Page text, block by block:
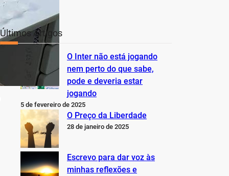
Últimos Artigos
O Inter não está jogando
nem perto do que sabe,
pode e deveria estar
jogando
5 de fevereiro de 2025
O Preço da Liberdade
28 de janeiro de 2025
Escrevo para dar voz às
minhas reflexões e